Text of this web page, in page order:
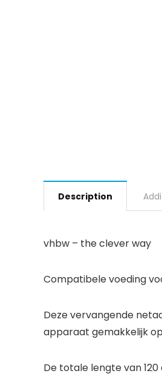
Description
vhbw – the clever way
Compatibele voeding
Deze vervangende
apparaat gemakkelijk
De totale lengte van